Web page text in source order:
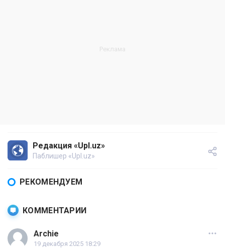
Редакция «Upl.uz»
Паблишер «Upl.uz»
РЕКОМЕНДУЕМ
КОММЕНТАРИИ
Archie
19 декабря 2025 18:29